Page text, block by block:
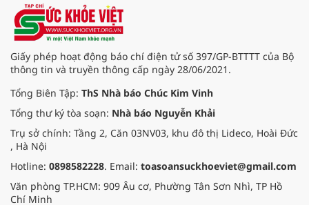
Giấy phép hoạt động báo chí điện tử số 397/GP-BTTTT của Bộ
thông tin và truyền thông cấp ngày 28/06/2021.
Tổng Biên Tập: ThS Nhà báo Chúc Kim Vinh
Tổng thư ký tòa soạn: Nhà báo Nguyễn Khải
Trụ sở chính: Tầng 2, Căn 03NV03, khu đô thị Lideco, Hoài Đức
, Hà Nội
Hotline: 0898582228. Email: toasoansuckhoeviet@gmail.com
Văn phòng TP.HCM: 909 Âu cơ, Phường Tân Sơn Nhì, TP Hồ
Chí Minh